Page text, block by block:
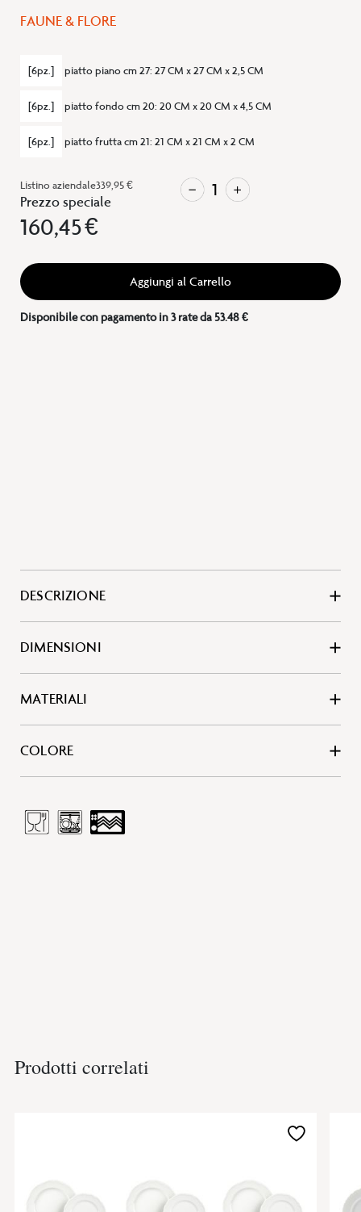
Listino aziendale339,95 €
Prezzo speciale
160,45 €
[6pz.] piatto piano cm 27: 27 CM x 27 CM x 2,5 CM
[6pz.] piatto fondo cm 20: 20 CM x 20 CM x 4,5 CM
[6pz.] piatto frutta cm 21: 21 CM x 21 CM x 2 CM
Aggiungi al Carrello
Disponibile con pagamento in 3 rate da 53.48 €
DESCRIZIONE
DIMENSIONI
MATERIALI
COLORE
FAUNE & FLORE
Prodotti correlati
Aggiungi